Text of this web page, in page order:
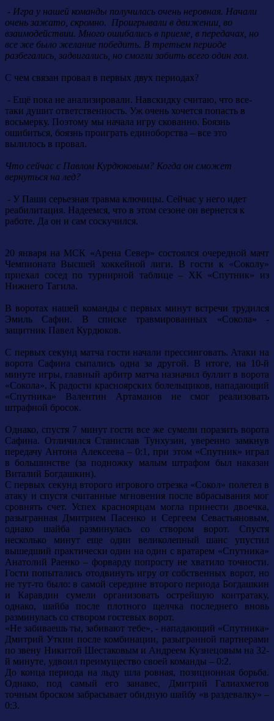
- Игра у нашей команды получилась очень неровная. Начали
очень зажато, скромно. Проигрывали в движении, во
взаимодействии. Много ошибались в приеме, в передачах, но
все же было желание победить. В третьем периоде
разбегались, задвигались, но смогли забить всего один гол.
С чем связан провал в первых двух периодах?
- Ещё пока не анализировали. Навскидку считаю, что все-
таки душит ответственность. Уж очень хочется попасть в
восьмерку. Поэтому мы начала игру скованно. Боязнь
ошибиться, боязнь проиграть единоборства – все это
вылилось в провал.
Что сейчас с Павлом Курдюковым? Когда он сможет
вернуться на лед?
- У Паши серьезная травма ключицы. Сейчас у него идет
реабилитация. Надеемся, что в этом сезоне он вернется к
работе. Да он и сам соскучился.
20 января на МСК «Арена Север» состоялся очередной мачт
Чемпионата Высшей хоккейной лиги. В гости к «Соколу»
приехал сосед по турнирной таблице – ХК «Спутник» из
Нижнего Тагила.
В воротах нашей команды с первых минут встречи трудился
Эмиль Сафин. В списке травмированных «Сокола» -
защитник Павел Курдюков.
С первых секунд матча гости начали прессинговать. Атаки на
ворота Сафина сыпались одна за другой. В итоге, на 10-й
минуте игры, главный арбитр матча назначил буллит в ворота
«Сокола». К радости красноярских болельщиков, нападающий
«Спутника» Валентин Артаманов не смог реализовать
штрафной бросок.
Однако, спустя 7 минут гости все же сумели поразить ворота
Сафина. Отличился Станислав Тунхузин, уверенно замкнув
передачу Антона Алексеева – 0:1, при этом «Спутник» играл
в большинстве (за подножку малым штрафом был наказан
Виталий Богдашкин).
С первых секунд второго игрового отрезка «Сокол» полетел в
атаку и спустя считанные мгновения после вбрасывания мог
сровнять счет. Успех красноярцам могла принести двоечка,
разыгранная Дмитрием Пасенко и Сергеем Севастьяновым,
однако шайба разминулась со створом ворот. Спустя
несколько минут еще один великолепный шанс упустил
вышедший практически один на один с вратарем «Спутника»
Анатолий Раенко – форварду попросту не хватило точности.
Гости попытались отодвинуть игру от собственных ворот, но
не тут-то было: в самой середине второго периода Богдашкин
и Каравдин сумели организовать острейшую контратаку,
однако, шайба после плотного щелчка последнего вновь
разминулась со створом гостевых ворот.
«Не забиваешь ты, забивают тебе», - нападающий «Спутника»
Дмитрий Уткин после комбинации, разыгранной партнерами
по звену Никитой Шестаковым и Андреем Кузнецовым на 32-
й минуте, удвоил преимущество своей команды – 0:2.
До конца периода на льду шла ровная, позиционная борьба.
Однако, под самый его занавес, Дмитрий Галиахметов
точным броском забрасывает обидную шайбу «в раздевалку» –
0:3.